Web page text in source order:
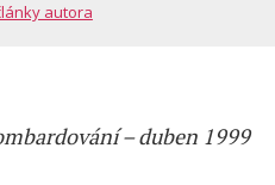
autora
– duben 1999